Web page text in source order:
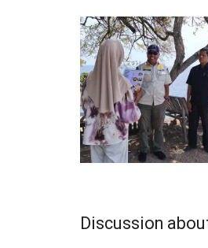
Discussion